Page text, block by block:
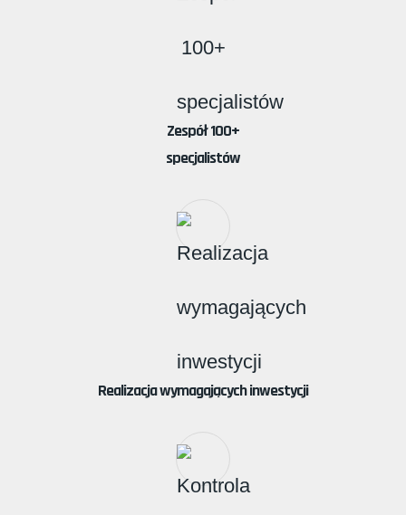
Zespół 100+
specjalistów
Realizacja wymagających inwestycji